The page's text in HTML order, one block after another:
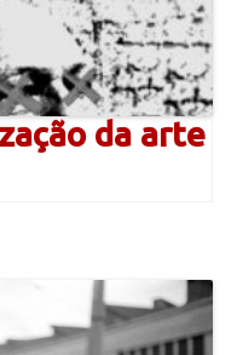
da arte